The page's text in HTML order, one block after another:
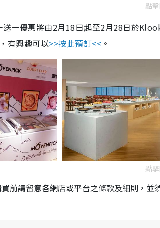
點
送一優惠將由2月18日起至2月28日於
有興趣可以>>按此預訂<< 。
點
前請留意各網店或平台之條款及細則，並